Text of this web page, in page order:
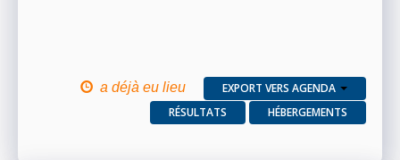
a déjà eu lieu
EXPORT VERS AGENDA
RÉSULTATS
HÉBERGEMENTS